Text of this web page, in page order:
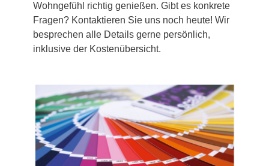
Wohngefühl richtig genießen. Gibt es konkrete
Fragen? Kontaktieren Sie uns noch heute! Wir
besprechen alle Details gerne persönlich,
inklusive der Kostenübersicht.